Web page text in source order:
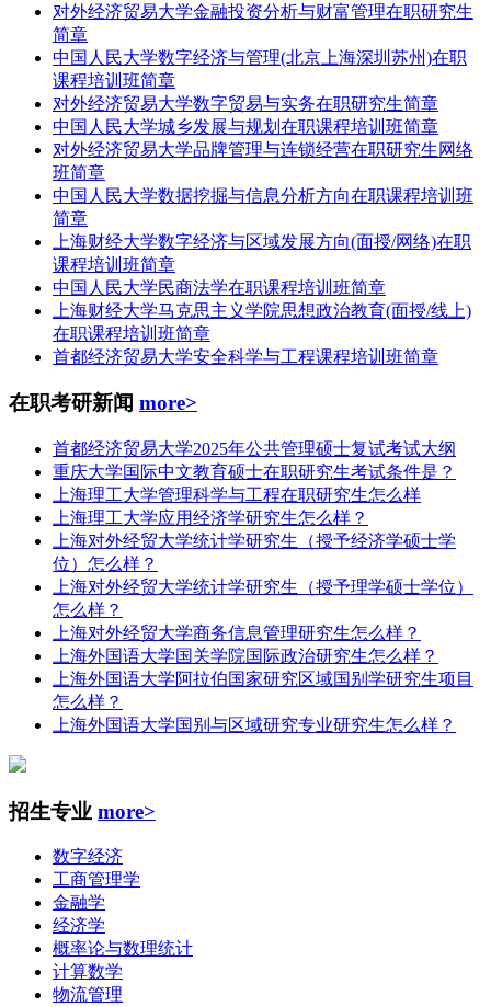
对外经济贸易大学金融投资分析与财富管理在职研究生
简章
中国人民大学数字经济与管理(北京上海深圳苏州)在职
课程培训班简章
对外经济贸易大学数字贸易与实务在职研究生简章
中国人民大学城乡发展与规划在职课程培训班简章
对外经济贸易大学品牌管理与连锁经营在职研究生网络
班简章
中国人民大学数据挖掘与信息分析方向在职课程培训班
简章
上海财经大学数字经济与区域发展方向(面授/网络)在职
课程培训班简章
中国人民大学民商法学在职课程培训班简章
上海财经大学马克思主义学院思想政治教育(面授/线上)
在职课程培训班简章
首都经济贸易大学安全科学与工程课程培训班简章
在职考研新闻 more>
首都经济贸易大学2025年公共管理硕士复试考试大纲
重庆大学国际中文教育硕士在职研究生考试条件是？
上海理工大学管理科学与工程在职研究生怎么样
上海理工大学应用经济学研究生怎么样？
上海对外经贸大学统计学研究生（授予经济学硕士学
位）怎么样？
上海对外经贸大学统计学研究生（授予理学硕士学位）
怎么样？
上海对外经贸大学商务信息管理研究生怎么样？
上海外国语大学国关学院国际政治研究生怎么样？
上海外国语大学阿拉伯国家研究区域国别学研究生项目
怎么样？
上海外国语大学国别与区域研究专业研究生怎么样？
招生专业 more>
数字经济
工商管理学
金融学
经济学
概率论与数理统计
计算数学
物流管理